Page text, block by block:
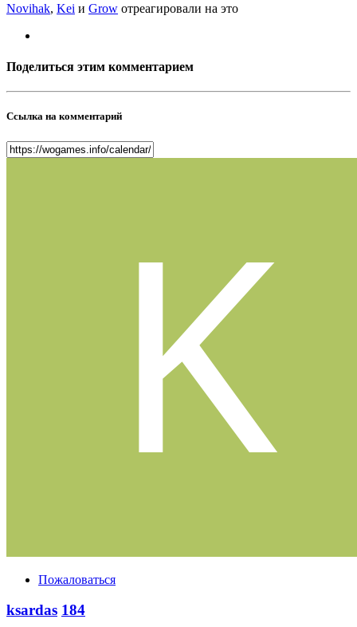
Novihak, Kei и Grow отреагировали на это
Поделиться этим комментарием
Ссылка на комментарий
Пожаловаться
ksardas 184